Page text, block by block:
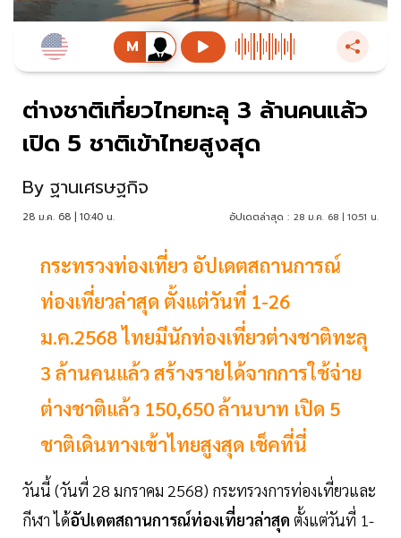
ต่างชาติเที่ยวไทยทะลุ 3 ล้านคนแล้ว
เปิด 5 ชาติเข้าไทยสูงสุด
By ฐานเศรษฐกิจ
28 ม.ค. 68 | 10:40 น. อัปเดตล่าสุด : 28 ม.ค. 68 | 10:51 น.
กระทรวงท่องเที่ยว อัปเดตสถานการณ์
ท่องเที่ยวล่าสุด ตั้งแต่วันที่ 1-26
ม.ค.2568 ไทยมีนักท่องเที่ยวต่างชาติทะลุ
3 ล้านคนแล้ว สร้างรายได้จากการใช้จ่าย
ต่างชาติแล้ว 150,650 ล้านบาท เปิด 5
ชาติเดินทางเข้าไทยสูงสุด เช็คที่นี่
วันนี้ (วันที่ 28 มกราคม 2568) กระทรวงการท่องเที่ยวและ
กีฬา ได้อัปเดตสถานการณ์ท่องเที่ยวล่าสุด ตั้งแต่วันที่ 1-